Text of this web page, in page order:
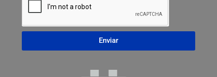
Enviar